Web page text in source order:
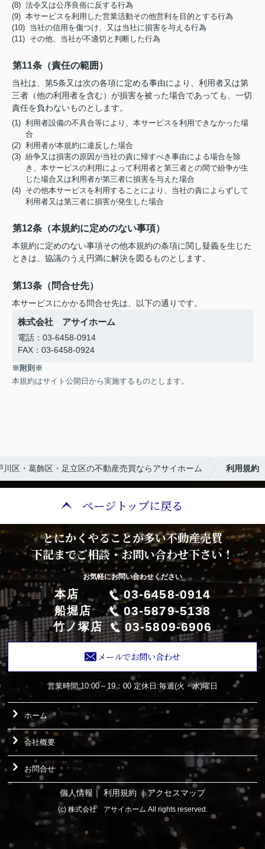
(8) 法令又は公序良俗に反する行為
(9) 本サービスを利用した営業活動その他営利を目的とする行為
(10) 当社の信用を傷つけ、又は当社に損害を与える行為
(11) その他、当社が不適切と判断した行為
第11条（責任の範囲）
当社は、第5条又は次の各項に定める事由により、利用者又は第
三者（他の利用者を含む）が損害を被った場合であっても、一切
責任を負わないものとします。
(1) 利用者設備の不具合等により、本サービスを利用できなかった場
合
(2) 利用者が本規約に違反した場合
(3) 紛争又は損害の原因が当社の責に帰すべき事由による場合を除
き、本サービスの利用によって利用者と第三者との間で紛争が生
じた場合又は利用者が第三者に損害を与えた場合
(4) その他本サービスを利用することにより、当社の責によらずして
利用者又は第三者に損害が発生した場合
第12条（本規約に定めのない事項）
本規約に定めのない事項その他本規約の条項に関し疑義を生じた
ときは、協議のうえ円満に解決を図るものとします。
第13条（問合せ先）
本サービスにかかる問合せ先は、以下の通りです。
株式会社 アサイホーム
電話：03-6458-0914
FAX：03-6458-0924
※附則※
本規約はサイト公開日から実施するものとします。
川区・葛飾区・足立区の不動産売買ならアサイホーム 利用規約
ページトップに戻る
とにかくやることが多い不動産売買
下記までご相談・お問い合わせ下さい！
お気軽にお問い合わせください
本店 03-6458-0914
船堀店 03-5879-5138
竹ノ塚店 03-5809-6906
メールでお問い合わせ
営業時間:10:00～19：00 定休日:毎週(火・水)曜日
ホーム
会社概要
お問合せ
個人情報 ｜ 利用規約 ｜アクセスマップ
(c) 株式会社 アサイホーム All rights reserved.